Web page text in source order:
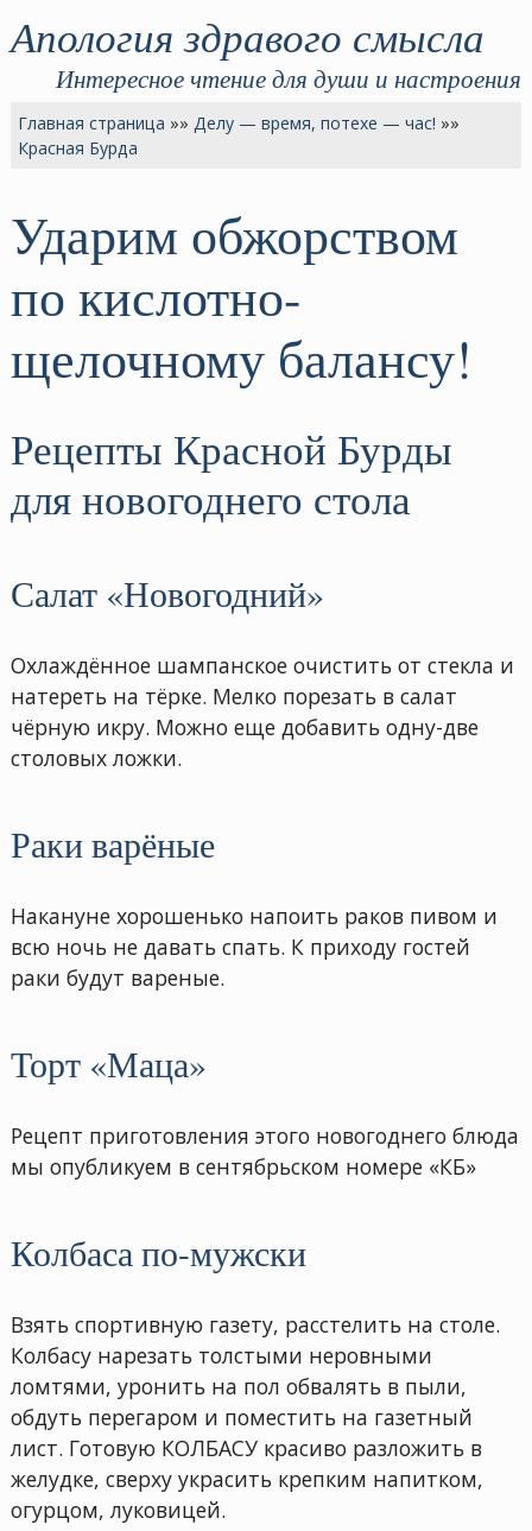
Апология здравого смысла
Интересное чтение для души и настроения
Главная страница »»Делу — время, потехе — час! »»
Красная Бурда
Ударим обжорством
по кислотно-
щелочному балансу!
Рецепты Красной Бурды
для новогоднего стола
Салат «Новогодний»
Охлаждённое шампанское очистить от стекла и
натереть на тёрке. Мелко порезать в салат
чёрную икру. Можно еще добавить одну-две
столовых ложки.
Раки варёные
Накануне хорошенько напоить раков пивом и
всю ночь не давать спать. К приходу гостей
раки будут вареные.
Торт «Маца»
Рецепт приготовления этого новогоднего блюда
мы опубликуем в сентябрьском номере «КБ»
Колбаса по-мужски
Взять спортивную газету, расстелить на столе.
Колбасу нарезать толстыми неровными
ломтями, уронить на пол обвалять в пыли,
обдуть перегаром и поместить на газетный
лист. Готовую КОЛБАСУ красиво разложить в
желудке, сверху украсить крепким напитком,
огурцом, луковицей.